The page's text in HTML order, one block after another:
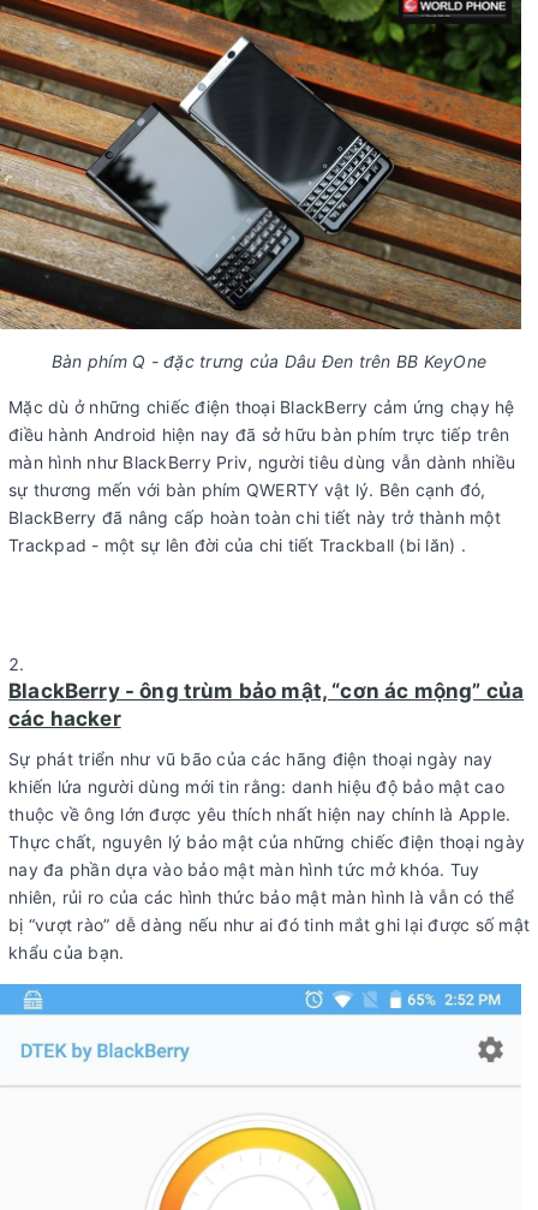
Bàn phím Q - đặc trưng của Dâu Đen trên BB KeyOne
Mặc dù ở những chiếc điện thoại BlackBerry cảm ứng chạy hệ
điều hành Android hiện nay đã sở hữu bàn phím trực tiếp trên
màn hình như BlackBerry Priv, người tiêu dùng vẫn dành nhiều
sự thương mến với bàn phím QWERTY vật lý. Bên cạnh đó,
BlackBerry đã nâng cấp hoàn toàn chi tiết này trở thành một
Trackpad - một sự lên đời của chi tiết Trackball (bi lăn) .
BlackBerry - ông trùm bảo mật, “cơn ác mộng” của
các hacker
Sự phát triển như vũ bão của các hãng điện thoại ngày nay
khiến lứa người dùng mới tin rằng: danh hiệu độ bảo mật cao
thuộc về ông lớn được yêu thích nhất hiện nay chính là Apple.
Thực chất, nguyên lý bảo mật của những chiếc điện thoại ngày
nay đa phần dựa vào bảo mật màn hình tức mở khóa. Tuy
nhiên, rủi ro của các hình thức bảo mật màn hình là vẫn có thể
bị “vượt rào” dễ dàng nếu như ai đó tinh mắt ghi lại được số mật
khẩu của bạn.